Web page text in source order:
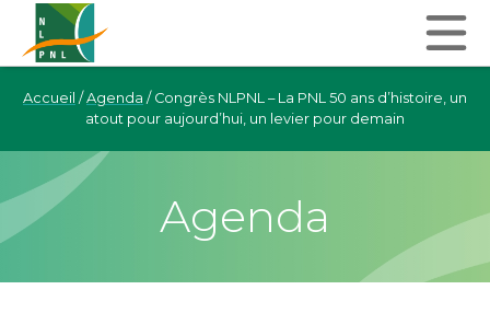
Accueil / Agenda / Congrès NLPNL – La PNL 50 ans d’histoire, un
atout pour aujourd’hui, un levier pour demain
Agenda